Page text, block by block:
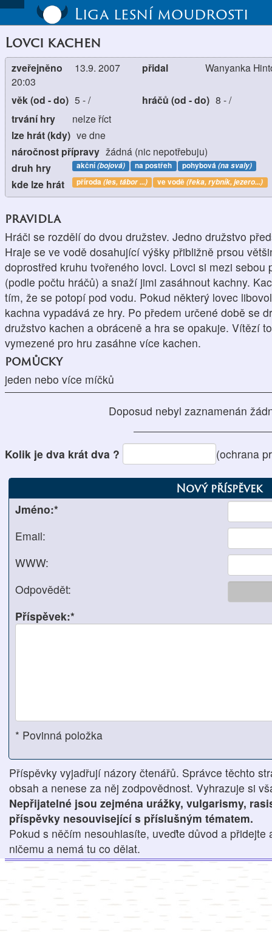
Liga lesní moudrosti
Lovci kachen
zveřejněno
13.9. 2007
20:03
přidal Wanyanka
věk (od - do) 5 -/ hráčů (od - do) 8 -/
trvání hry nelze říct
lze hrát (kdy) ve dne
náročnost přípravy žádná (nic nepotřebuju)
druh hry akční(bojová) na postřeh pohybová (na svaly)
kde lze hrát příroda(les, tábor ...) ve vodě(řeka, rybník, jezero...)
pravidla
Hráči se rozdělí do dvou družstev. Jedno družstvo
Hraje se ve vodě dosahující výšky přibližně prsou
doprostřed kruhu tvořeného lovci. Lovci si mezi
(podle počtu hráčů) a snaží jimi zasáhnout kachny.
tím, že se potopí pod vodu. Pokud některý lovec
kachna vypadává ze hry. Po předem určené době se
družstvo kachen a obráceně a hra se opakuje. Vítězí
vymezené pro hru zasáhne více kachen.
pomůcky
jeden nebo více míčků
Doposud nebyl zaznamenán
Kolik je dva krát dva ? (ochrana
Nový příspěvek
Jméno:*
Email:
WWW:
Odpovědět:
Příspěvek:*
* Povinná položka
Příspěvky vyjadřují názory čtenářů. Správce těchto
obsah a nenese za něj zodpovědnost. Vyhrazuje si
Nepřijatelné jsou zejména urážky, vulgarismy,
příspěvky nesouvisející s příslušným tématem.
Pokud s něčím nesouhlasíte, uveďte důvod a přidejte
ničemu a nemá tu co dělat.